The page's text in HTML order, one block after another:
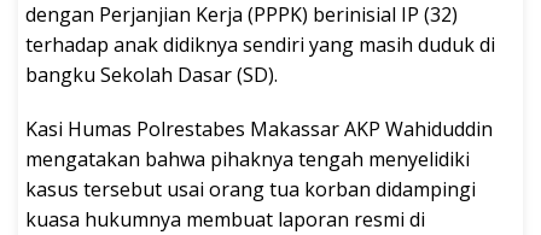
dengan Perjanjian Kerja (PPPK) berinisial IP (32)
terhadap anak didiknya sendiri yang masih duduk di
bangku Sekolah Dasar (SD).
Kasi Humas Polrestabes Makassar AKP Wahiduddin
mengatakan bahwa pihaknya tengah menyelidiki
kasus tersebut usai orang tua korban didampingi
kuasa hukumnya membuat laporan resmi di